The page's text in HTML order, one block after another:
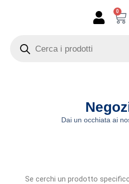
0
search
Dai un occhiata ai
Se cerchi un prodotto